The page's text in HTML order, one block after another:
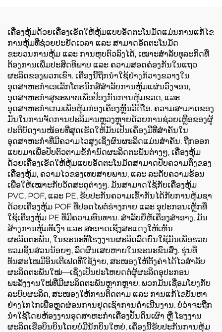
ເຄື່ອງຫຸ້ມດ້ວຍເຄື່ອງເຮັດໃຫ້ຫຸ້ມແບບອັດຕະໂນມັດແມ່ນການແກ້ໄຂ
ການຫຸ້ມທີ່ຊ່ວຍປະຢັດເວລາ ແລະ ສາມາດອັດຕະໂນມັດ
ຂະບວນການຫຸ້ມ ແລະ ການຫຸບຕົວລົງໄດ້, ເໝາະສຳລັບທຸລະກິດທີ່
ຕ້ອງການເພີ່ມປະສິດທິພາບ ແລະ ຄວາມສອດຄ່ອງກັນໃນແຖວ
ຜະລິດຂອງພວກເຂົາ. ເຄື່ອງນີ້ຖືກນຳໃຊ້ຢ່າງກ້ວາງຂວາງໃນ
ອຸດສາຫະກຳເອເລັກໂຕຣນິກສ໌ສຳລັບການຫຸ້ມແຜ່ນວົງຈອນ,
ອຸດສາຫະກຳສຸຂະພາບເພື່ອປ້ອງກັນການຫຸ້ມຂວດ, ແລະ
ອຸດສາຫະກຳເກມເພື່ອຫຸ້ມກ່ອງເຄື່ອງຫຼິ້ນວີດີໂອ. ຄວາມສາມາດຂອງ
ມັນໃນການຈັດການປະລິມານຫຼວງຫຼາຍດ້ວຍການຊ່ວຍເຫຼືອຂອງຜູ້
ປະຕິບັດງານໜ້ອຍທີ່ສຸດເຮັດໃຫ້ມັນເປັນເຄື່ອງມືທີ່ສຳຄັນໃນ
ອຸດສາຫະກຳທີ່ມີຄວາມໄວສູງເຊິ່ງຜົນຜະລິດແມ່ນສຳຄັນ. ຖືກອອກ
ແບບມາເພື່ອປັບຕົວຕາມຂໍ້ກຳນົດຜະລິດຕະພັນຕ່າງໆ, ເຄື່ອງຫຸ້ມ
ດ້ວຍເຄື່ອງເຮັດໃຫ້ຫຸ້ມແບບອັດຕະໂນມັດສາມາດປັບຄວາມຕຶງຂອງ
ເຄື່ອງຫຸ້ມ, ຄວາມໄວຂອງເທບສາຍພານ, ແລະ ລະດັບຄວາມຮ້ອນ
ເພື່ອໃຫ້ເໝາະກັບວັດສະດຸຕ່າງໆ. ມັນສາມາດໃຊ້ກັບເຄື່ອງຫຸ້ມ
PVC, POF, ແລະ PE, ຮັບປະກັນຄວາມເຂົ້າກັນໄດ້ກັບການຫຸ້ມຊາ
ດ້ວຍເຄື່ອງຫຸ້ມ POF ທີ່ປອດໄພຕໍ່ຮ່າງກາຍ ແລະ ອຸປະກອນເຫຼັກທີ່
ໃຊ້ເຄື່ອງຫຸ້ມ PE ທີ່ມີຄວາມທົນທານ. ສຳລັບຍີ່ຫໍ້ເຄື່ອງສຳອາງ, ມັນ
ສ້າງການຫຸ້ມທີ່ເງົາ ແລະ ສະອາດເຊິ່ງສະແດງໃຫ້ເຫັນ
ຜະລິດຕະພັນ, ໃນຂະນະທີ່ໂຮງງານຜະລິດລົດຍົນໃຊ້ມັນເພື່ອຮວບ
ຮວມຊິ້ນສ່ວນນ້ອຍໆ, ລົດຜົນເສຍຫາຍໃນຂະນະຂົນສົ່ງ. ຮຸ່ນທີ່
ທັນສະໄໝມີອິນເຕີເຟດທີ່ໃຊ້ງ່າຍ, ສະໜອງໃຫ້ຕັ້ງຄ່າໄດ້ໄວສຳລັບ
ຜະລິດຕະພັນໃໝ່—ເຊິ່ງເປັນປະໂຫຍດຕໍ່ຜູ້ຜະລິດອຸປະກອນ
ພະລັງງານໃໝ່ທີ່ມີຜະລິດຕະພັນຫຼາກຫຼາຍ. ພວກມັນເຊື່ອມໂຍງກັບ
ລະບົບຜະລິດ, ສະໜອງໃຫ້ການຕິດຕາມ ແລະ ການແກ້ໄຂບັນຫາ
ຢ່າງໄກໄກເພື່ອຫຼຸດຜ່ອນການຢຸດເຊົາການດຳເນີນງານ. ບໍ່ວ່າຈະຖືກ
ນຳໃຊ້ໂດຍຫ້ອງງານອຸດສາຫະກຳເຄື່ອງປັ້ນດິນເຜົາ ຫຼື ໂຮງງານ
ຜະລິດເຮືອບິນບິນໂດຍບໍ່ມີນັກບິນໃຫຍ່, ເຄື່ອງນີ້ຮັບປະກັນການຫຸ້ມ